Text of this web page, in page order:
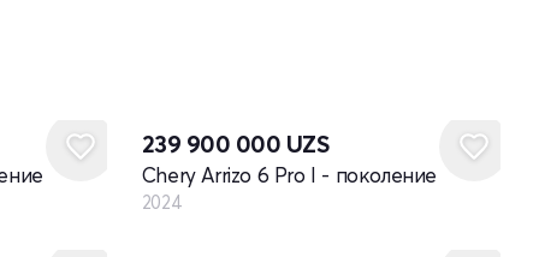
239 900 000 UZS
Chery Arrizo 6 Pro I - поколение
2024